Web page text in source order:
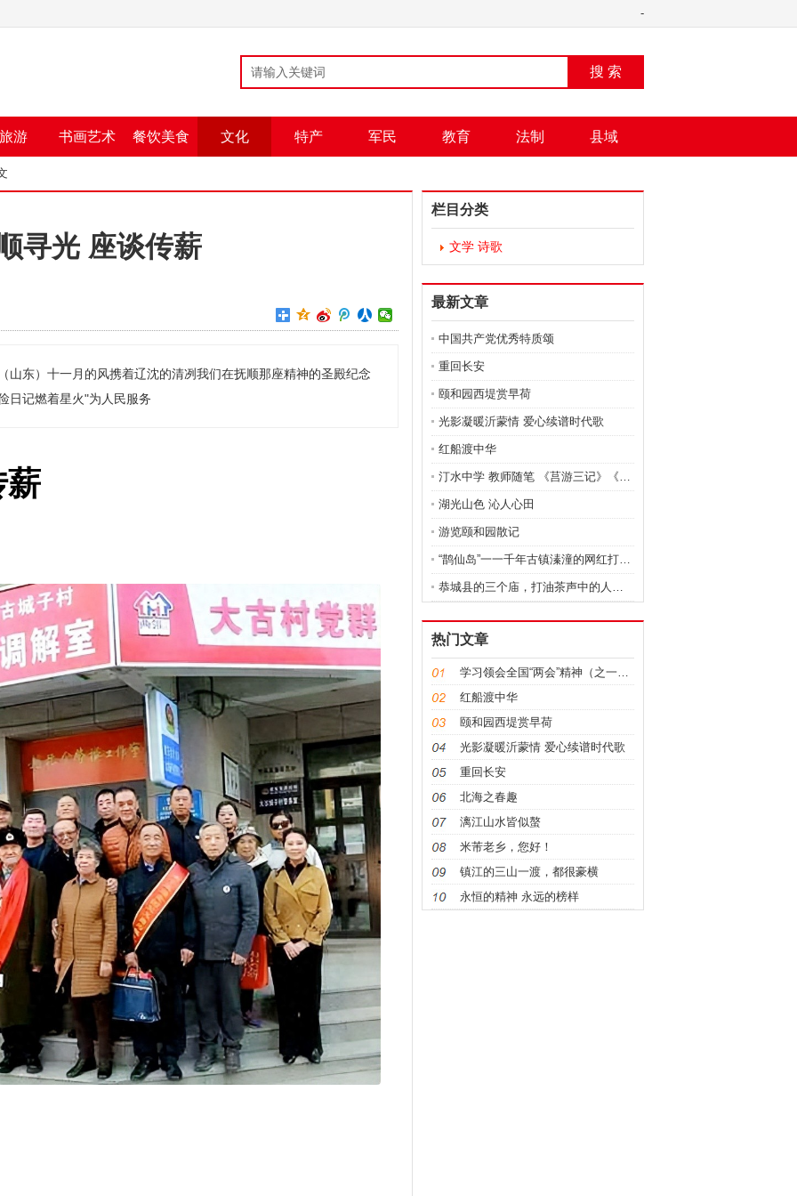
-
搜 索
游 书画艺术 餐饮美食 文化 特产 军民 教育 法制 县域
寻光 座谈传薪
山东）十一月的风携着辽沈的清冽我们在抚顺那座精神的圣殿纪念
日记燃着星火"为人民服务
栏目分类
文学 诗歌
最新文章
中国共产党优秀特质颂
重回长安
颐和园西堤赏早荷
光影凝暖沂蒙情 爱心续谱时代歌
红船渡中华
汀水中学 教师随笔 《莒游三记》《峰山一游》
湖光山色 沁人心田
游览颐和园散记
“鹊仙岛”一一千年古镇溱潼的网红打卡地 图文
恭城县的三个庙，打油茶声中的人间烟火
热门文章
学习领会全国“两会”精神（之一）：
红船渡中华
颐和园西堤赏早荷
光影凝暖沂蒙情 爱心续谱时代歌
重回长安
北海之春趣
漓江山水皆似螯
米芾老乡，您好！
镇江的三山一渡，都很豪横
永恒的精神 永远的榜样